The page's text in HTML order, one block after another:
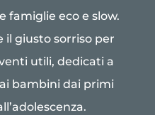
famiglie eco e slow.
il giusto sorriso per
utili, dedicati a
bambini dai primi